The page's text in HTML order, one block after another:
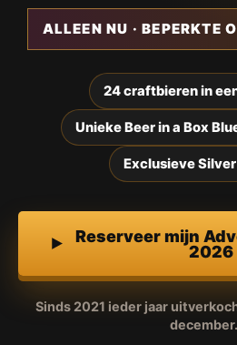
ALLEEN NU · BEPERKTE
24 craftbieren in
Unieke Beer in a Box
Exclusieve
Reserveer mijn
2026
Sinds 2021 ieder jaar
december.